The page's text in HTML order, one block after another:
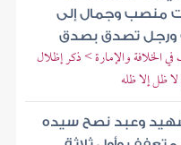
منصب وجمال إلى
ورجل تصدق بصدق
والإمارة > ذكر إظلال
ظل إلا ظله
وعبد نصح سيده